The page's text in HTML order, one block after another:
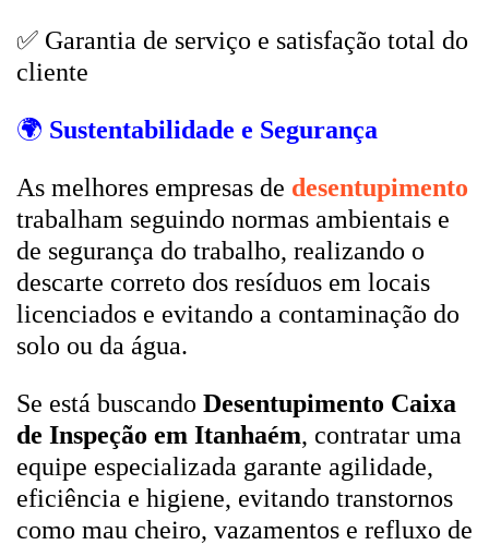
✅ Garantia de serviço e satisfação total do
cliente
🌍 Sustentabilidade e Segurança
As melhores empresas de desentupimento
trabalham seguindo normas ambientais e
de segurança do trabalho, realizando o
descarte correto dos resíduos em locais
licenciados e evitando a contaminação do
solo ou da água.
Se está buscando Desentupimento Caixa
de Inspeção em Itanhaém, contratar uma
equipe especializada garante agilidade,
eficiência e higiene, evitando transtornos
como mau cheiro, vazamentos e refluxo de